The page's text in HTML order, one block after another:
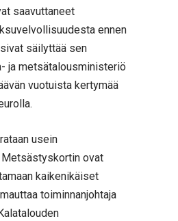
saavuttaneet
ennen
säilyttää sen
ja metsätalousministeriö
vuotuista kertymää
usein
ovat
kaikenikäiset
toiminnanjohtaja